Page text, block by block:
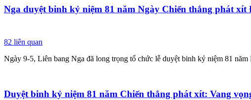
Nga duyệt binh kỷ niệm 81 năm Ngày Chiến thắng phát xít
82 liên quan
Ngày 9-5, Liên bang Nga đã long trọng tổ chức lễ duyệt binh kỷ niệm 81
Duyệt binh kỷ niệm 81 năm Chiến thắng phát xít: Vang